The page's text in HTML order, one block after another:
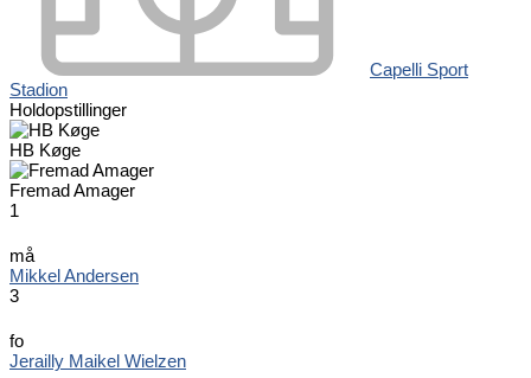
Capelli Sport
Stadion
Holdopstillinger
HB Køge
Fremad Amager
1
må
Mikkel Andersen
3
fo
Jerailly Maikel Wielzen